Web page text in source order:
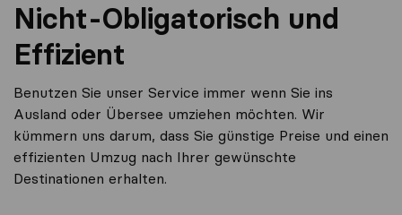
Nicht-Obligatorisch und
Effizient
Benutzen Sie unser Service immer wenn Sie ins
Ausland oder Übersee umziehen möchten. Wir
kümmern uns darum, dass Sie günstige Preise und einen
effizienten Umzug nach Ihrer gewünschte
Destinationen erhalten.